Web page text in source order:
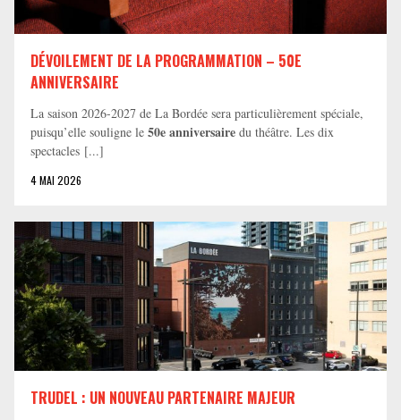
DÉVOILEMENT DE LA PROGRAMMATION – 50E
ANNIVERSAIRE
La saison 2026-2027 de La Bordée sera particulièrement spéciale,
puisqu’elle souligne le 50e anniversaire du théâtre. Les dix
spectacles [...]
4 MAI 2026
TRUDEL : UN NOUVEAU PARTENAIRE MAJEUR